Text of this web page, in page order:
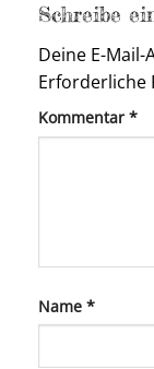
Schreibe
Deine E-
Erforderliche
Kommentar *
Name *